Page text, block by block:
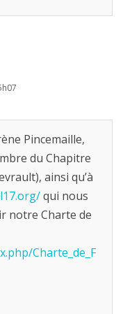
Pincemaille,
du Chapitre
ainsi qu’à
qui nous
notre Charte de
Charte_de_F